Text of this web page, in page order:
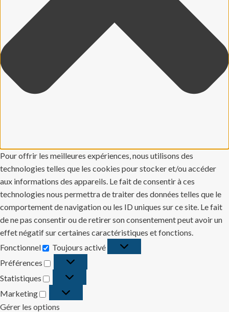
Pour offrir les meilleures expériences, nous utilisons des
technologies telles que les cookies pour stocker et/ou accéder
aux informations des appareils. Le fait de consentir à ces
technologies nous permettra de traiter des données telles que le
comportement de navigation ou les ID uniques sur ce site. Le fait
de ne pas consentir ou de retirer son consentement peut avoir un
effet négatif sur certaines caractéristiques et fonctions.
Fonctionnel
Fonctionnel
Toujours activé
Préférences
Préférences
Statistiques
Statistiques
Marketing
Marketing
Gérer les options